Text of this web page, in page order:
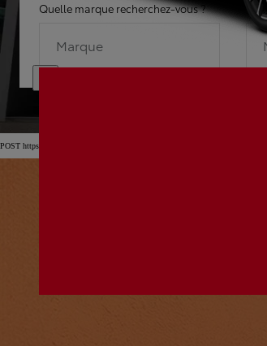
Quelle marque recherchez-vous ?
Marque
POST https://usc-webcomponents.toyota-europe.com/v1/car-filter-header/fr/